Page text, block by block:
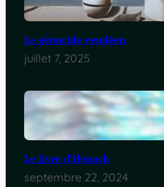
Le génocide vendéen
juillet 7, 2025
Le livre d’Hénoch
septembre 22, 2024